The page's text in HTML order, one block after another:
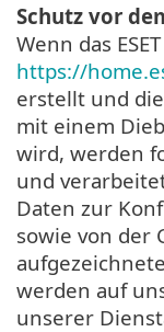
Schutz vor
Wenn das
https://
erstellt und
mit einem
wird, werden
und
Daten zur
sowie von der
werden auf
unserer